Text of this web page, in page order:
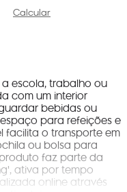
Calcular
escola, trabalho ou
com um interior
bebidas ou
para refeições e
facilita o transporte em
ou bolsa para
faz parte da
ativa por tempo
online através